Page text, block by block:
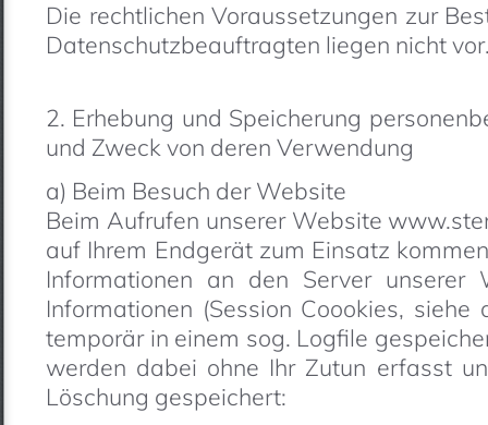
Die rechtlichen Voraussetzungen zur
Datenschutzbeauftragten liegen nicht
2. Erhebung und Speicherung
und Zweck von deren Verwendung
a) Beim Besuch der Website
Beim Aufrufen unserer Website
auf Ihrem Endgerät zum Einsatz
Informationen an den Server unserer
Informationen (Session Coookies,
temporär in einem sog. Logfile
werden dabei ohne Ihr Zutun erfasst
Löschung gespeichert: